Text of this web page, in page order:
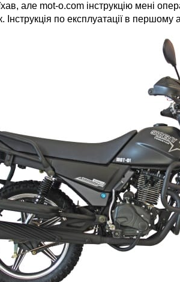
але mot-o.com інструкцію мені
по експлуатації в першому